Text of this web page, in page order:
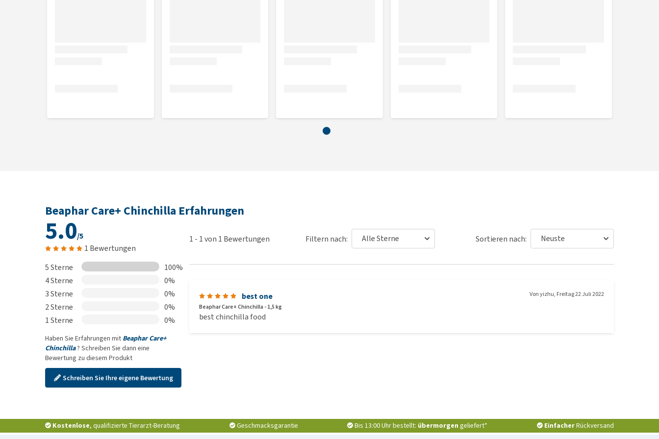
Beaphar Care+ Chinchilla Erfahrungen
5.0/5
1 Bewertungen
5 Sterne
100%
4 Sterne
0%
3 Sterne
0%
2 Sterne
0%
1 Sterne
0%
Haben Sie Erfahrungen mit Beaphar Care+
Chinchilla? Schreiben Sie dann eine
Bewertung zu diesem Produkt
Schreiben Sie Ihre eigene Bewertung
Filtern nach: Sortieren nach:
1 - 1von 1 Bewertungen
best one Vonyizhu, Freitag 22 Juli 2022
Beaphar Care+ Chinchilla - 1,5 kg
best chinchilla food
Kostenlose, qualifizierte Tierarzt-Beratung Geschmacksgarantie Bis 13:00 Uhr bestellt: übermorgen geliefert* EinfacherRückversand